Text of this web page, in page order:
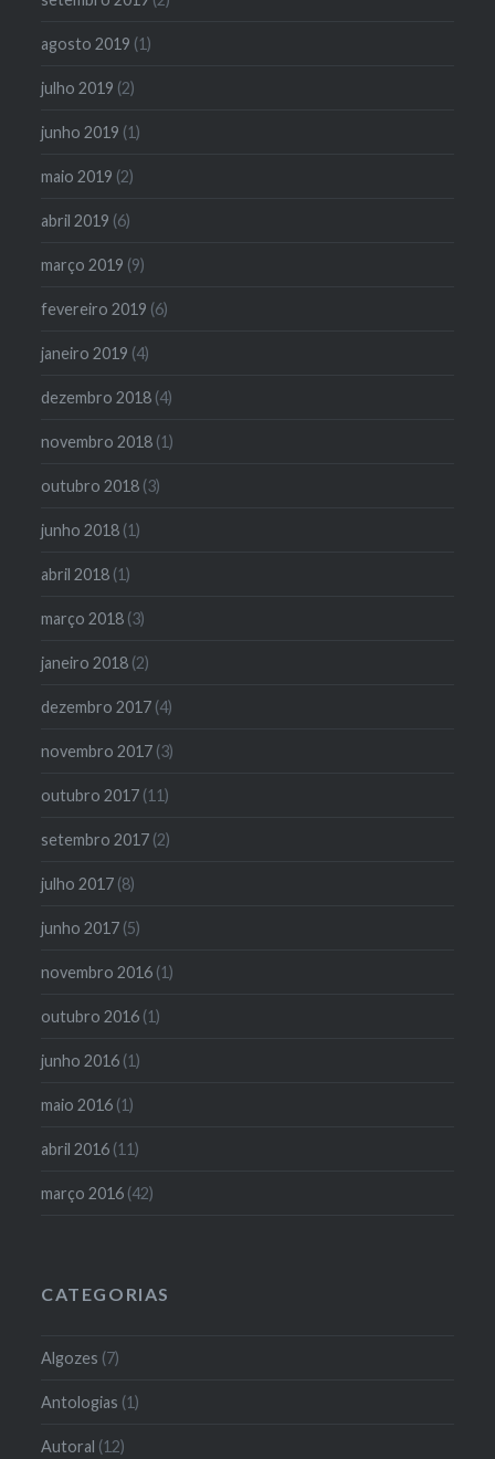
agosto 2019 (1)
julho 2019 (2)
junho 2019 (1)
maio 2019 (2)
abril 2019 (6)
março 2019 (9)
fevereiro 2019 (6)
janeiro 2019 (4)
dezembro 2018 (4)
novembro 2018 (1)
outubro 2018 (3)
junho 2018 (1)
abril 2018 (1)
março 2018 (3)
janeiro 2018 (2)
dezembro 2017 (4)
novembro 2017 (3)
outubro 2017 (11)
setembro 2017 (2)
julho 2017 (8)
junho 2017 (5)
novembro 2016 (1)
outubro 2016 (1)
junho 2016 (1)
maio 2016 (1)
abril 2016 (11)
março 2016 (42)
CATEGORIAS
Algozes (7)
Antologias (1)
Autoral (12)